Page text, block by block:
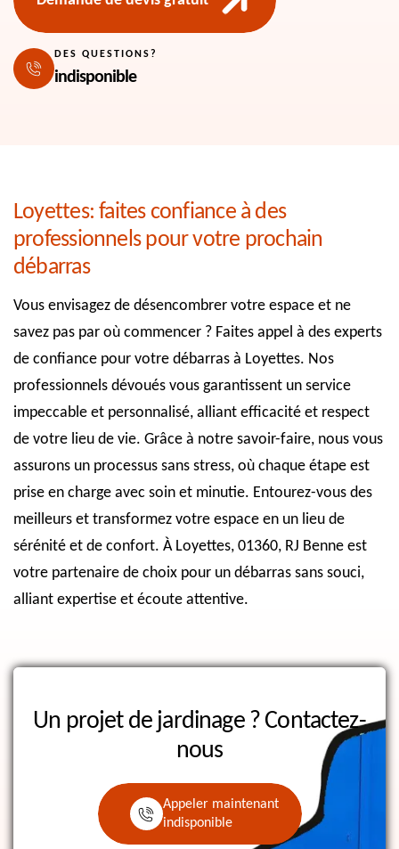
DES QUESTIONS?
indisponible
Loyettes: faites confiance à des
professionnels pour votre prochain
débarras
Vous envisagez de désencombrer votre espace et ne
savez pas par où commencer ? Faites appel à des experts
de confiance pour votre débarras à Loyettes. Nos
professionnels dévoués vous garantissent un service
impeccable et personnalisé, alliant efficacité et respect
de votre lieu de vie. Grâce à notre savoir-faire, nous vous
assurons un processus sans stress, où chaque étape est
prise en charge avec soin et minutie. Entourez-vous des
meilleurs et transformez votre espace en un lieu de
sérénité et de confort. À Loyettes, 01360, RJ Benne est
votre partenaire de choix pour un débarras sans souci,
alliant expertise et écoute attentive.
Un projet de jardinage ? Contactez-
nous
Appeler maintenant
indisponible